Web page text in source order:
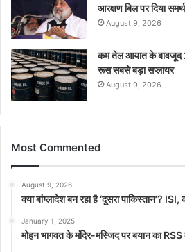
आरक्षण बिल पर दिया
August 9, 2026
कम तेल आयात के बावजूद
रूस सबसे बड़ा सप्लायर
August 9, 2026
Most Commented
August 9, 2026
क्या बांग्लादेश बन रहा है ‘दूसरा पाकिस्तान’?
January 1, 2025
मोहन भागवत के मंदिर-मस्जिद पर बयान का